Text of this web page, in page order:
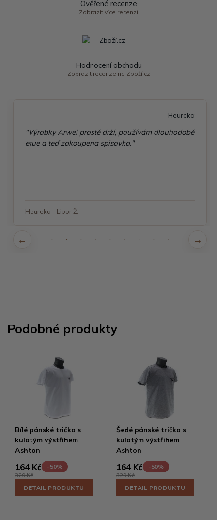
Ověřené recenze
Zobrazit více recenzí
Hodnocení obchodu
Zobrazit recenze na Zboží.cz
Heureka
"Výrobky Arwel prostě drží, používám dlouhodobě
etue a teď zakoupena spisovka."
Heureka - Libor Ž.
Podobné produkty
Bílé pánské tričko s
kulatým výstřihem
Ashton
164 Kč
-50%
329 Kč
DETAIL PRODUKTU
Šedé pánské tričko s
kulatým výstřihem
Ashton
164 Kč
-50%
329 Kč
DETAIL PRODUKTU